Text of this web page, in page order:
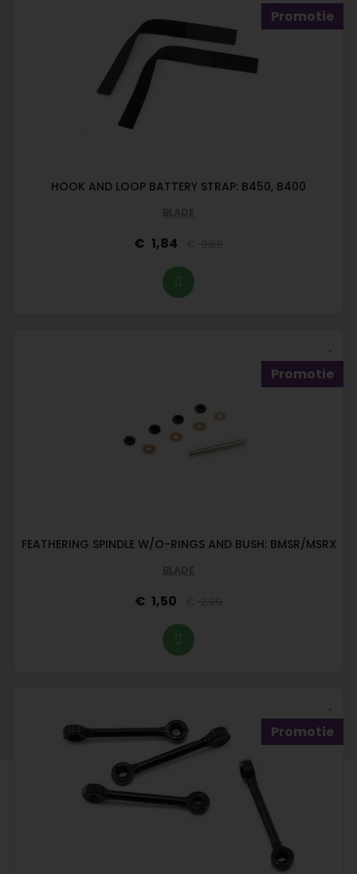
Promotie
HOOK AND LOOP BATTERY STRAP: B450, B400
BLADE
1,84 3,69
Promotie
FEATHERING SPINDLE W/O-RINGS AND BUSH: BMSR/MSRX
BLADE
1,50 2,99
Promotie